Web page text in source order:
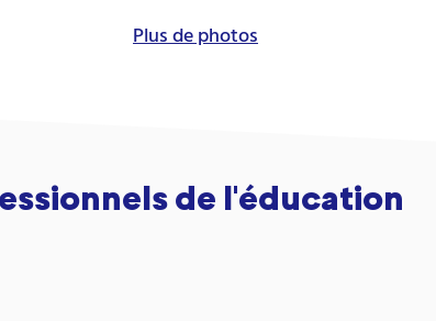
Plus de photos
de l'éducation